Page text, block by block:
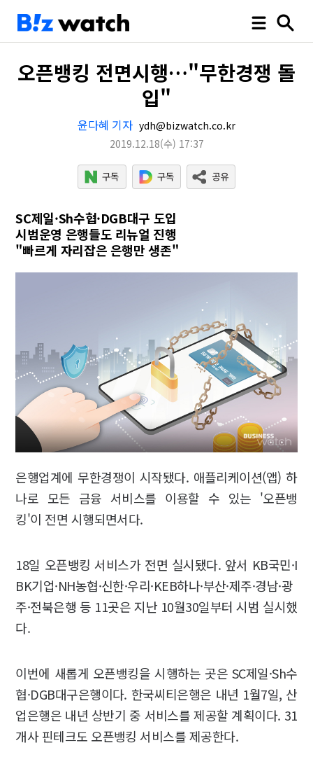
오픈뱅킹 전면시행…"무한경쟁 돌
입"
윤다혜 기자 ydh@bizwatch.co.kr
2019.12.18(수) 17:37
SC제일·Sh수협·DGB대구 도입
시범운영 은행들도 리뉴얼 진행
"빠르게 자리잡은 은행만 생존"
은행업계에 무한경쟁이 시작됐다. 애플리케이션(앱) 하
나로 모든 금융 서비스를 이용할 수 있는 '오픈뱅
킹'이 전면 시행되면서다.
18일 오픈뱅킹 서비스가 전면 실시됐다. 앞서 KB국민·I
BK기업·NH농협·신한·우리·KEB하나·부산·제주·경남·광
주·전북은행 등 11곳은 지난 10월30일부터 시범 실시했
다.
이번에 새롭게 오픈뱅킹을 시행하는 곳은 SC제일·Sh수
협·DGB대구은행이다. 한국씨티은행은 내년 1월7일, 산
업은행은 내년 상반기 중 서비스를 제공할 계획이다. 31
개사 핀테크도 오픈뱅킹 서비스를 제공한다.